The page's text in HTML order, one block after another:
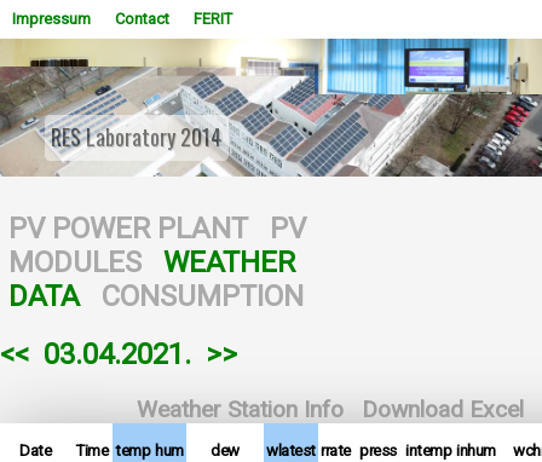
Impressum Contact FERIT
WOWSlider.com
RES Laboratory 2014
PV POWER PLANT
PV
MODULES
WEATHER
DATA
CONSUMPTION
<< 03.04.2021. >>
Download Excel
Weather Station Info
Date Time temp hum dew wlatest rrate press intemp inhum